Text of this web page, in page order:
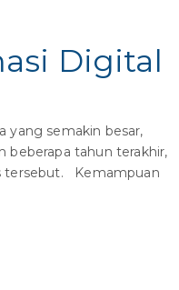
Digital
yang semakin besar,
beberapa tahun terakhir,
tersebut. Kemampuan